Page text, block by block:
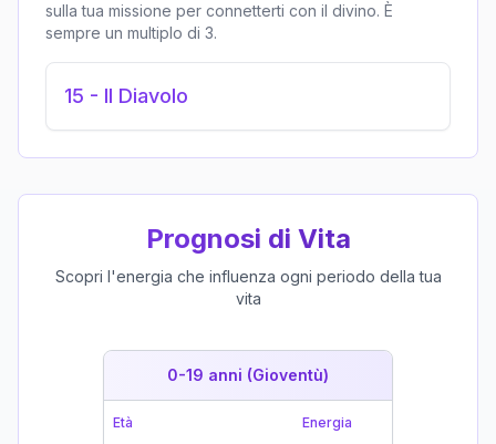
sulla tua missione per connetterti con il divino. È
sempre un multiplo di 3.
15 - Il Diavolo
Prognosi di Vita
Scopri l'energia che influenza ogni periodo della tua
vita
0-19 anni (Gioventù)
Età Energia